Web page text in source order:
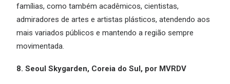
famílias, como também acadêmicos, cientistas,
admiradores de artes e artistas plásticos, atendendo aos
mais variados públicos e mantendo a região sempre
movimentada.
8. Seoul Skygarden, Coreia do Sul, por MVRDV